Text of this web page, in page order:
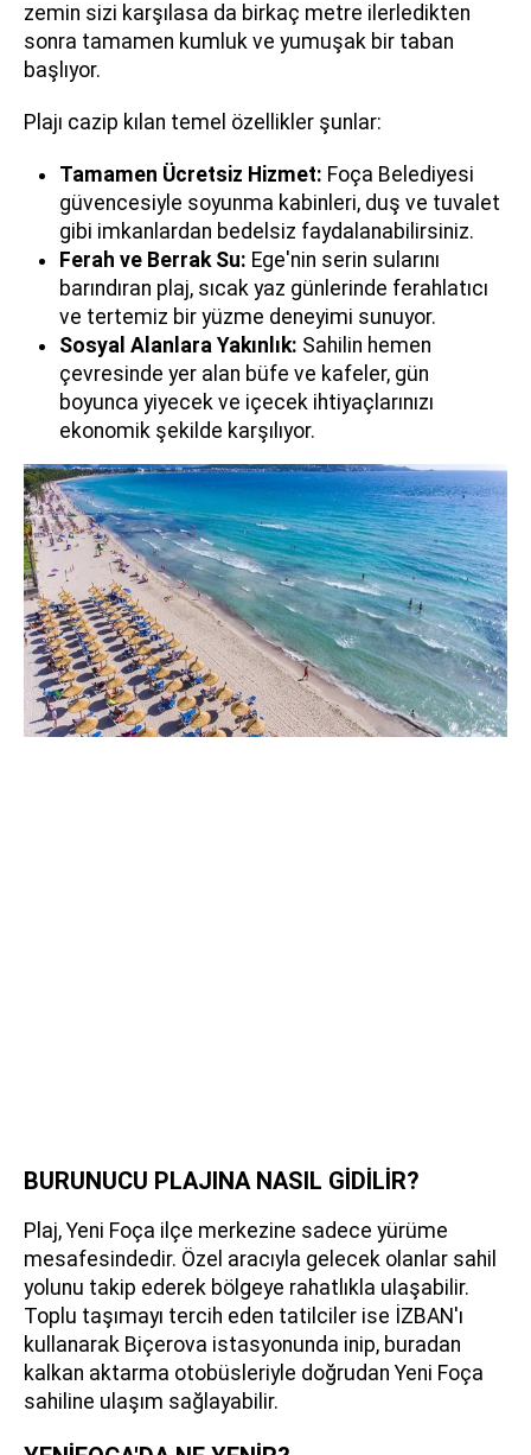
zemin sizi karşılasa da birkaç metre ilerledikten
sonra tamamen kumluk ve yumuşak bir taban
başlıyor.
Plajı cazip kılan temel özellikler şunlar:
Tamamen Ücretsiz Hizmet: Foça Belediyesi
güvencesiyle soyunma kabinleri, duş ve tuvalet
gibi imkanlardan bedelsiz faydalanabilirsiniz.
Ferah ve Berrak Su: Ege'nin serin sularını
barındıran plaj, sıcak yaz günlerinde ferahlatıcı
ve tertemiz bir yüzme deneyimi sunuyor.
Sosyal Alanlara Yakınlık: Sahilin hemen
çevresinde yer alan büfe ve kafeler, gün
boyunca yiyecek ve içecek ihtiyaçlarınızı
ekonomik şekilde karşılıyor.
BURUNUCU PLAJINA NASIL GİDİLİR?
Plaj, Yeni Foça ilçe merkezine sadece yürüme
mesafesindedir. Özel aracıyla gelecek olanlar sahil
yolunu takip ederek bölgeye rahatlıkla ulaşabilir.
Toplu taşımayı tercih eden tatilciler ise İZBAN'ı
kullanarak Biçerova istasyonunda inip, buradan
kalkan aktarma otobüsleriyle doğrudan Yeni Foça
sahiline ulaşım sağlayabilir.